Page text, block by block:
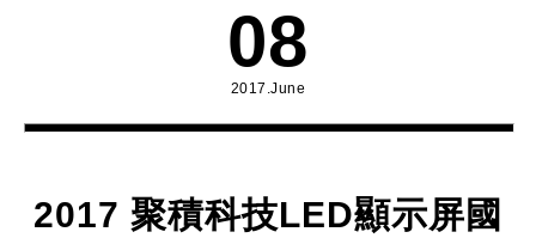
08
2017.June
2017 聚積科技LED顯示屏國